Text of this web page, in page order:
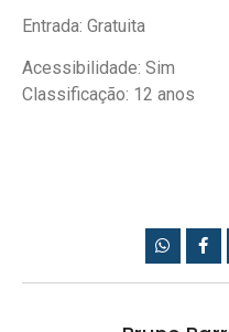
Entrada: Gratuita
Acessibilidade: Sim
Classificação: 12 anos